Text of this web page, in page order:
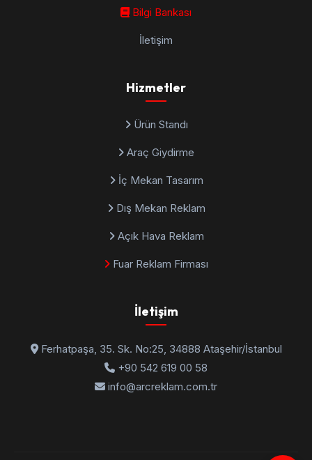
Bilgi Bankası
İletişim
Hizmetler
Ürün Standı
Araç Giydirme
İç Mekan Tasarım
Dış Mekan Reklam
Açık Hava Reklam
Fuar Reklam Firması
İletişim
Ferhatpaşa, 35. Sk. No:25, 34888 Ataşehir/İstanbul
+90 542 619 00 58
info@arcreklam.com.tr